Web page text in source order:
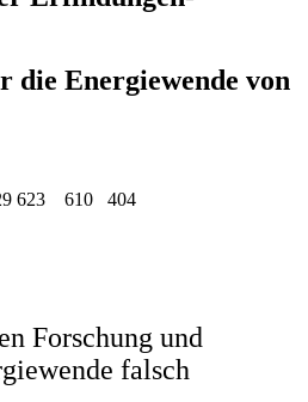
die Energiewende von
623 610 404
Forschung und
falsch